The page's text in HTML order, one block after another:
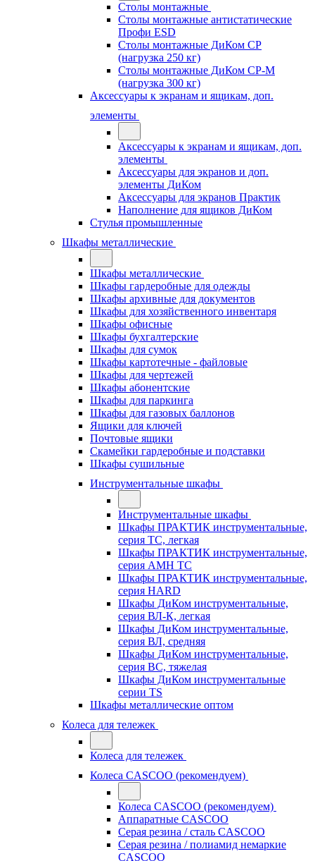
Столы монтажные
Столы монтажные антистатические
Профи ESD
Столы монтажные ДиКом СР
(нагрузка 250 кг)
Столы монтажные ДиКом СР-М
(нагрузка 300 кг)
Аксессуары к экранам и ящикам, доп.
элементы
Аксессуары к экранам и ящикам, доп.
элементы
Аксессуары для экранов и доп.
элементы ДиКом
Аксессуары для экранов Практик
Наполнение для ящиков ДиКом
Стулья промышленные
Шкафы металлические
Шкафы металлические
Шкафы гардеробные для одежды
Шкафы архивные для документов
Шкафы для хозяйственного инвентаря
Шкафы офисные
Шкафы бухгалтерские
Шкафы для сумок
Шкафы картотечные - файловые
Шкафы для чертежей
Шкафы абонентские
Шкафы для паркинга
Шкафы для газовых баллонов
Ящики для ключей
Почтовые ящики
Скамейки гардеробные и подставки
Шкафы сушильные
Инструментальные шкафы
Инструментальные шкафы
Шкафы ПРАКТИК инструментальные,
серия ТC, легкая
Шкафы ПРАКТИК инструментальные,
серия AMH TC
Шкафы ПРАКТИК инструментальные,
серия HARD
Шкафы ДиКом инструментальные,
cерия ВЛ-К, легкая
Шкафы ДиКом инструментальные,
серия ВЛ, средняя
Шкафы ДиКом инструментальные,
серия ВС, тяжелая
Шкафы ДиКом инструментальные
серии TS
Шкафы металлические оптом
Колеса для тележек
Колеса для тележек
Колеса CASCOO (рекомендуем)
Колеса CASCOO (рекомендуем)
Аппаратные CASCOO
Серая резина / сталь CASCOO
Серая резина / полиамид немаркие
CASCOO